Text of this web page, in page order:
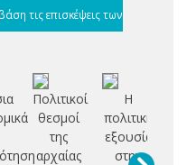
τις επισκέψεις των
Πολιτικοί
θεσμοί
της
αρχαίας
Η
πολιτική
εξουσία
στην